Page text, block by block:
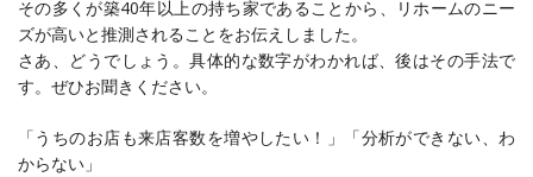
その多くが築40年以上の持ち家であることから、リホームのニー
ズが高いと推測されることをお伝えしました。
さあ、どうでしょう。具体的な数字がわかれば、後はその手法で
す。ぜひお聞きください。
「うちのお店も来店客数を増やしたい！」「分析ができない、わ
からない」